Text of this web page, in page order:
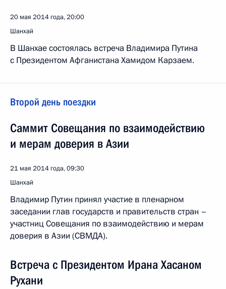
20 мая 2014 года, 20:00
Шанхай
В Шанхае состоялась встреча Владимира Путина
с Президентом Афганистана Хамидом Карзаем.
Второй день поездки
Саммит Совещания по взаимодействию
и мерам доверия в Азии
21 мая 2014 года, 09:30
Шанхай
Владимир Путин принял участие в пленарном
заседании глав государств и правительств стран –
участниц Совещания по взаимодействию и мерам
доверия в Азии (СВМДА).
Встреча с Президентом Ирана Хасаном
Рухани